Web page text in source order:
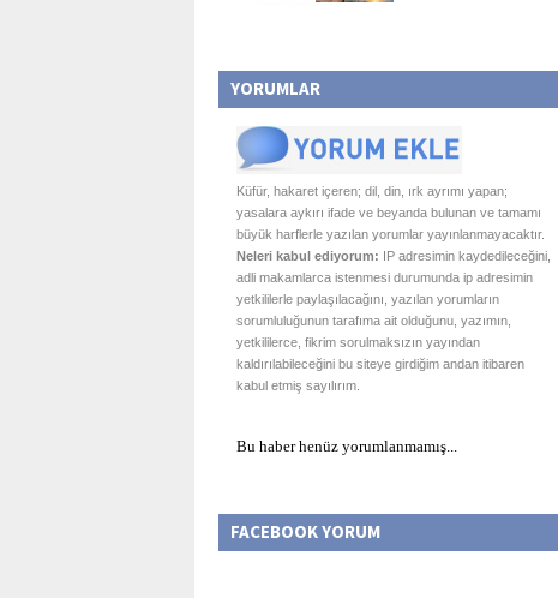
YORUMLAR
Küfür, hakaret içeren; dil, din, ırk ayrımı yapan;
yasalara aykırı ifade ve beyanda bulunan ve tamamı
büyük harflerle yazılan yorumlar yayınlanmayacaktır.
Neleri kabul ediyorum: IP adresimin kaydedileceğini,
adli makamlarca istenmesi durumunda ip adresimin
yetkililerle paylaşılacağını, yazılan yorumların
sorumluluğunun tarafıma ait olduğunu, yazımın,
yetkililerce, fikrim sorulmaksızın yayından
kaldırılabileceğini bu siteye girdiğim andan itibaren
kabul etmiş sayılırım.
Bu haber henüz yorumlanmamış...
FACEBOOK YORUM